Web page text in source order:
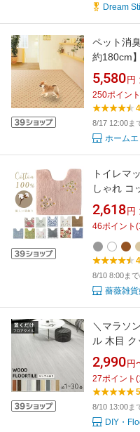
Dream
ペット消
約180cm
5,580 円
250ポイント
8/17 12:00ま
ホーム
トイレマ
しゃれ コ
える 花柄
緑 グリー
レンジ
2,618 円
46ポイント (
8/10 8:00ま
薔薇雑
＼マラソ
ル 木目
畳 2畳 3
ト 木目調
フローリ
材 シール
2,990 円
27ポイント (
5
8/10 13:00ま
DIY・